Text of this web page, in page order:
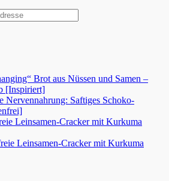
Brot aus Nüssen und Samen –
[Inspiriert]
Nervennahrung: Saftiges Schoko-
Leinsamen-Cracker mit Kurkuma
Leinsamen-Cracker mit Kurkuma